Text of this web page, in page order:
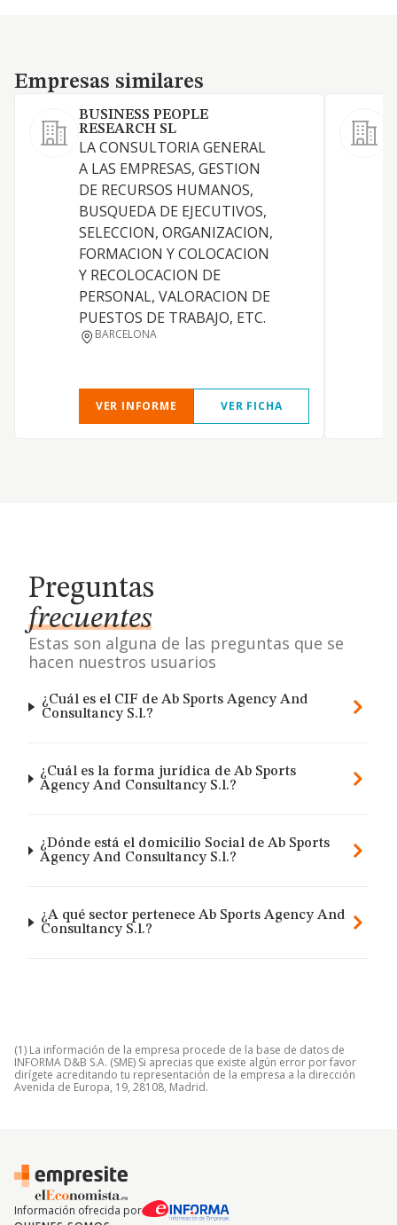
Empresas similares
Empresas similares
BUSINESS PEOPLE
RESEARCH SL
LA CONSULTORIA GENERAL
A LAS EMPRESAS, GESTION
DE RECURSOS HUMANOS,
BUSQUEDA DE EJECUTIVOS,
SELECCION, ORGANIZACION,
FORMACION Y COLOCACION
Y RECOLOCACION DE
PERSONAL, VALORACION DE
PUESTOS DE TRABAJO, ETC.
BARCELONA
VER INFORME VER FICHA
Preguntas
frecuentes
Estas son alguna de las preguntas que se
hacen nuestros usuarios
¿Cuál es el CIF de Ab Sports Agency And
Consultancy S.l.?
¿Cuál es la forma jurídica de Ab Sports
Agency And Consultancy S.l.?
¿Dónde está el domicilio Social de Ab Sports
Agency And Consultancy S.l.?
¿A qué sector pertenece Ab Sports Agency And
Consultancy S.l.?
(1) La información de la empresa procede de la base de datos de
INFORMA D&B S.A. (SME) Si aprecias que existe algún error por favor
dirígete acreditando tu representación de la empresa a la dirección
Avenida de Europa, 19, 28108, Madrid.
Información ofrecida por